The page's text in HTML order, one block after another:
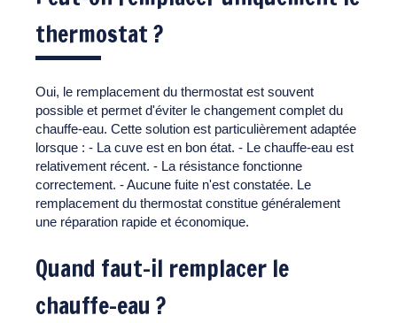
thermostat ?
Oui, le remplacement du thermostat est souvent
possible et permet d'éviter le changement complet du
chauffe-eau. Cette solution est particulièrement adaptée
lorsque : - La cuve est en bon état. - Le chauffe-eau est
relativement récent. - La résistance fonctionne
correctement. - Aucune fuite n'est constatée. Le
remplacement du thermostat constitue généralement
une réparation rapide et économique.
Quand faut-il remplacer le
chauffe-eau ?